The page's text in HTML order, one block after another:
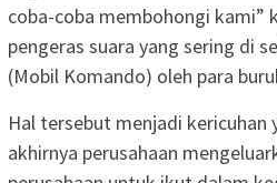
coba-coba membohongi kami”
pengeras suara yang sering di
(Mobil Komando) oleh para
Hal tersebut menjadi kericuhan
akhirnya perusahaan